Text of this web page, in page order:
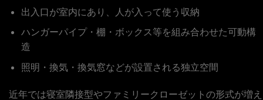
出入口が室内にあり、人が入って使う収納
ハンガーパイプ・棚・ボックス等を組み合わせた可動構
造
照明・換気・換気窓などが設置される独立空間
近年では寝室隣接型やファミリークローゼットの形式が増え